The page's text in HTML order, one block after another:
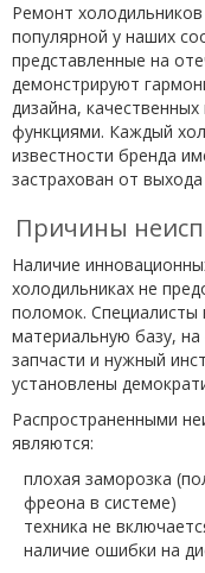
Ремонт
популярной у наших
представленные на
демонстрируют
дизайна,
функциями. Каждый
известности бренда
застрахован от
Причины
Наличие
холодильниках не
поломок.
материальную базу,
запчасти и нужный
установлены
Распространенными
являются:
плохая заморозка
фреона в системе)
техника не
наличие ошибки на